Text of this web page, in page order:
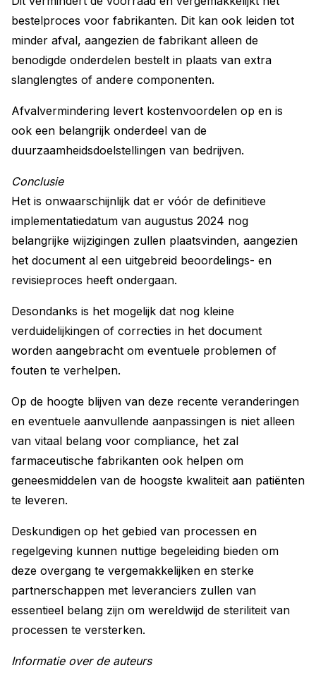
bestelproces voor fabrikanten. Dit kan ook leiden tot
minder afval, aangezien de fabrikant alleen de
benodigde onderdelen bestelt in plaats van extra
slanglengtes of andere componenten.
Afvalvermindering levert kostenvoordelen op en is
ook een belangrijk onderdeel van de
duurzaamheidsdoelstellingen van bedrijven.
Conclusie
Het is onwaarschijnlijk dat er vóór de definitieve
implementatiedatum van augustus 2024 nog
belangrijke wijzigingen zullen plaatsvinden, aangezien
het document al een uitgebreid beoordelings- en
revisieproces heeft ondergaan.
Desondanks is het mogelijk dat nog kleine
verduidelijkingen of correcties in het document
worden aangebracht om eventuele problemen of
fouten te verhelpen.
Op de hoogte blijven van deze recente veranderingen
en eventuele aanvullende aanpassingen is niet alleen
van vitaal belang voor compliance, het zal
farmaceutische fabrikanten ook helpen om
geneesmiddelen van de hoogste kwaliteit aan patiënten
te leveren.
Deskundigen op het gebied van processen en
regelgeving kunnen nuttige begeleiding bieden om
deze overgang te vergemakkelijken en sterke
partnerschappen met leveranciers zullen van
essentieel belang zijn om wereldwijd de steriliteit van
processen te versterken.
Informatie over de auteurs